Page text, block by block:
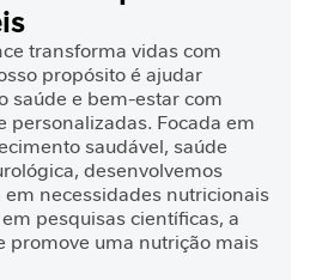
Enviado
por
15/06/2025
transforma vidas com
propósito é ajudar
saúde e bem-estar com
personalizadas. Focada em
saudável, saúde
desenvolvemos
necessidades nutricionais
pesquisas científicas, a
promove uma nutrição mais